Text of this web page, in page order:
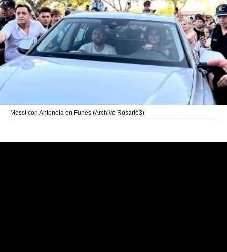
Messi con Antonela en Funes (Archivo Rosario3)